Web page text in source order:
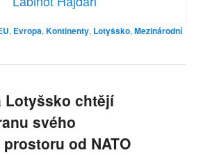
, Evropa,Kontinenty, Lotyšsko,Mezinárodní
Lotyšsko chtějí
svého
od NATO